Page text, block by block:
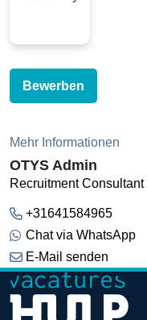
Bewerben
Mehr Informationen
OTYS Admin
Recruitment Consultant
+31641584965
Chat via WhatsApp
E-Mail senden